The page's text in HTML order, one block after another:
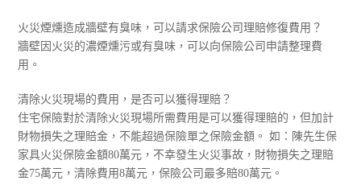
火災煙燻造成牆壁有臭味，可以請求保險公司理賠修復費用？
牆壁因火災的濃煙燻污或有臭味，可以向保險公司申請整理費
用。
清除火災現場的費用，是否可以獲得理賠？
住宅保險對於清除火災現場所需費用是可以獲得理賠的，但加計
財物損失之理賠金，不能超過保險單之保險金額。 如：陳先生保
家具火災保險金額80萬元，不幸發生火災事故，財物損失之理賠
金75萬元，清除費用8萬元，保險公司最多賠80萬元。